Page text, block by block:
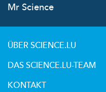
Mr Science
ÜBER SCIENCE.LU
DAS SCIENCE.LU-TEAM
KONTAKT